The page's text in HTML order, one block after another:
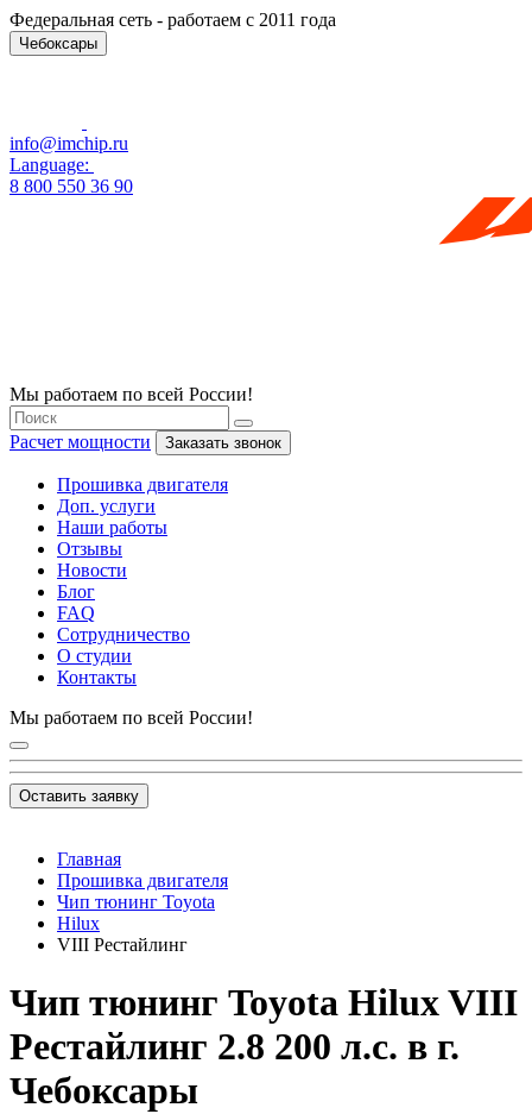
Федеральная сеть - работаем с 2011 года
Чебоксары
info@imchip.ru
Language:
8 800 550 36 90
Мы работаем по всей России!
Расчет мощности Заказать звонок
Прошивка двигателя
Доп. услуги
Наши работы
Отзывы
Новости
Блог
FAQ
Сотрудничество
О студии
Контакты
Мы работаем по всей России!
Оставить заявку
Главная
Прошивка двигателя
Чип тюнинг Toyota
Hilux
VIII Рестайлинг
Чип тюнинг Toyota Hilux VIII
Рестайлинг 2.8 200 л.с. в г.
Чебоксары